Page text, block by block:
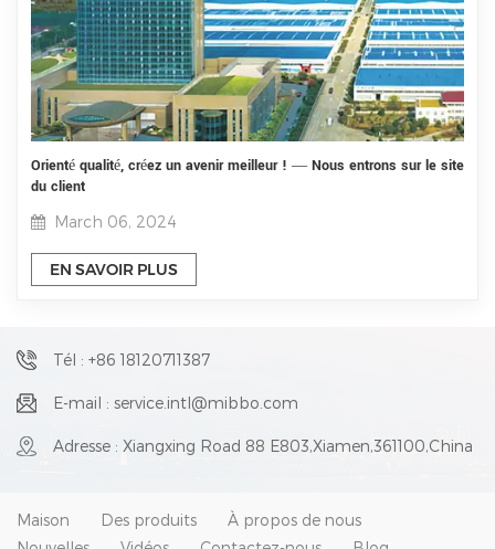
Orienté qualité, créez un avenir meilleur ! — Nous entrons sur le site
du client
March 06, 2024
EN SAVOIR PLUS
Tél : +86 18120711387
E-mail : service.intl@mibbo.com
Adresse : Xiangxing Road 88 E803,Xiamen,361100,China
Maison Des produits
À propos de nous